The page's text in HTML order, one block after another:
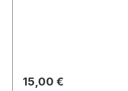
Regulärer Preis:
15,00 €